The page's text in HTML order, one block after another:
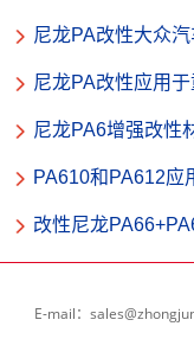
尼龙PA改性大众
尼龙PA改性应用
尼龙PA6增强改性
PA610和PA612应
改性尼龙
E-mail：